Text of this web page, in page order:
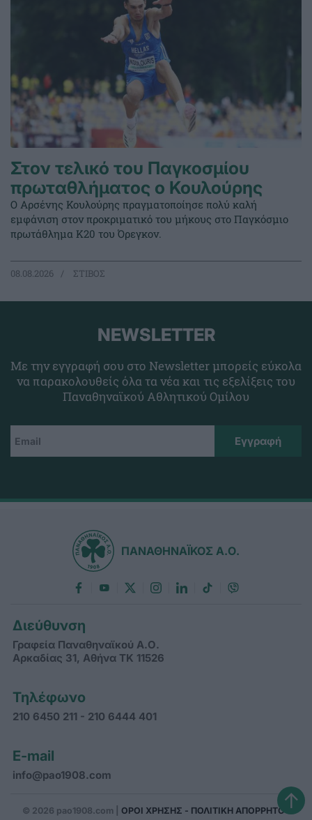
Στον τελικό του Παγκοσμίου
πρωταθλήματος ο Κουλούρης
Ο Αρσένης Κουλούρης πραγματοποίησε πολύ καλή
εμφάνιση στον προκριματικό του μήκους στο Παγκόσμιο
πρωτάθλημα Κ20 του Όρεγκον.
08.08.2026 ΣΤΙΒΟΣ
NEWSLETTER
Με την εγγραφή σου στο Newsletter μπορείς εύκολα
να παρακολουθείς όλα τα νέα και τις εξελίξεις του
Παναθηναϊκού Αθλητικού Ομίλου
ΠΑΝΑΘΗΝΑΪΚΟΣ Α.Ο.
Διεύθυνση
Γραφεία Παναθηναϊκού Α.Ο.
Αρκαδίας 31, Αθήνα ΤΚ 11526
Τηλέφωνο
210 6450 211 - 210 6444 401
E-mail
info@pao1908.com
© 2026 pao1908.com | ΟΡΟΙ ΧΡΗΣΗΣ - ΠΟΛΙΤΙΚΗ ΑΠΟΡΡΗΤΟΥ↑